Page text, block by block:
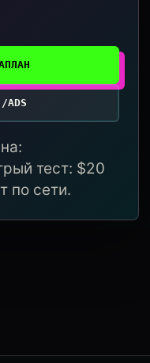
тест: $20
по сети.